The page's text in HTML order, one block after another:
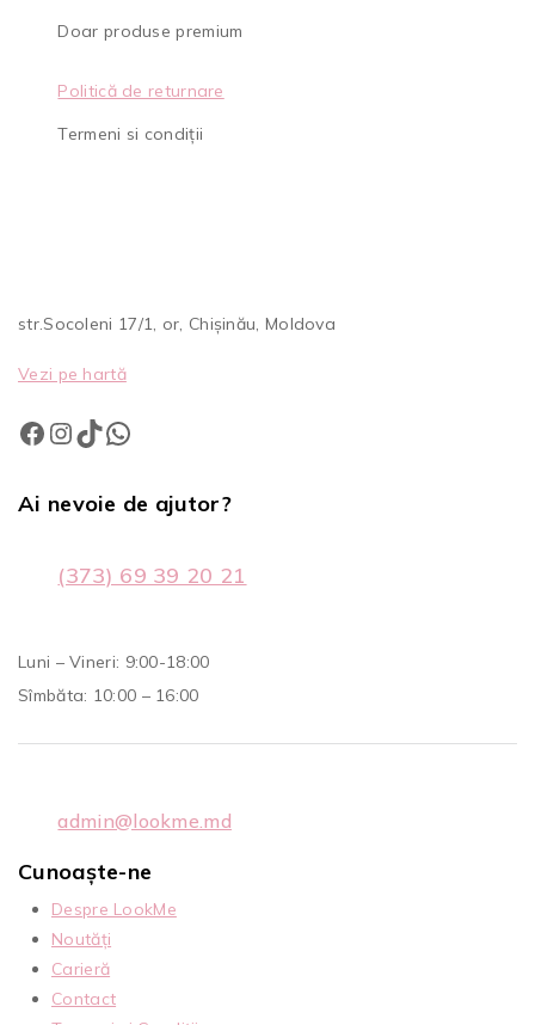
Doar produse premium
Politică de returnare
Termeni si condiții
str.Socoleni 17/1, or, Chișinău, Moldova
Vezi pe hartă
Ai nevoie de ajutor?
(373) 69 39 20 21
Luni – Vineri: 9:00-18:00
Sîmbăta: 10:00 – 16:00
admin@lookme.md
Cunoaște-ne
Despre LookMe
Noutăți
Carieră
Contact